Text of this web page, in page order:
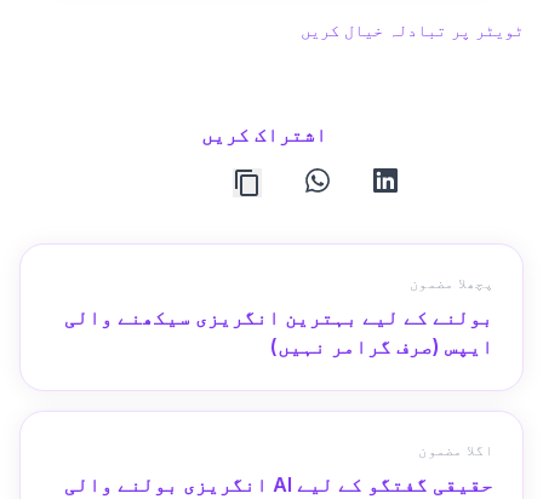
ٹویٹر پر تبادلہ خیال کریں
اشتراک کریں
linkedin
whatsapp
پچھلا مضمون
بولنے کے لیے بہترین انگریزی سیکھنے والی
ایپس (صرف گرامر نہیں)
اگلا مضمون
حقیقی گفتگو کے لیے AI انگریزی بولنے والی